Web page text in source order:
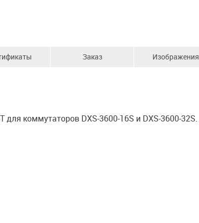
Заказ Изображения
коммутаторов DXS-3600-16S и DXS-3600-32S.